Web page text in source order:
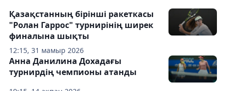
12:15, 31 мамыр 2026
Қазақстанның бірінші ракеткасы
"Ролан Гаррос" турнирінің ширек
финалына шықты
Анна Данилина Дохадағы
турнирдің чемпионы атанды